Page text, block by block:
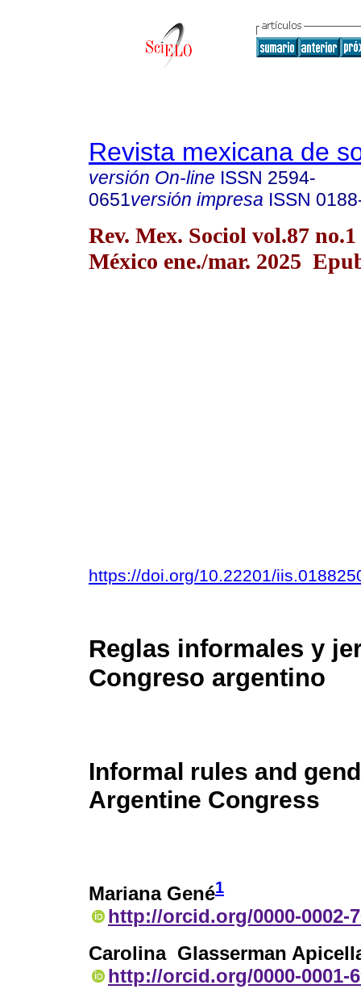
Revista mexicana de
versión On-line ISSN 2594-
0651versión impresa ISSN
Rev. Mex. Sociol vol.87
México ene./mar. 2025
https://doi.org/10.22201/
Reglas informales y
Congreso argentino
Informal rules and
Argentine Congress
Mariana Gené1
http://orcid.org/0000-0002-
Carolina Glasserman
http://orcid.org/0000-0001-